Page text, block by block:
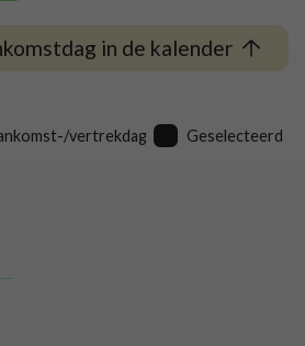
in de kalender
vertrekdag
Geselecteerd